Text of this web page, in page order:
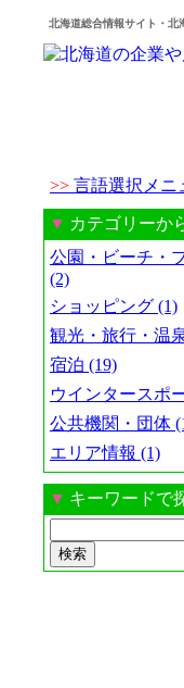
北海道総合情報サイト・北
>> 言語選択メニ
▼ カテゴリーか
公園・ビーチ・
(2)
ショッピング (1)
観光・旅行・温
宿泊 (19)
ウインタースポ
公共機関・団体
エリア情報 (1)
▼ キーワードで